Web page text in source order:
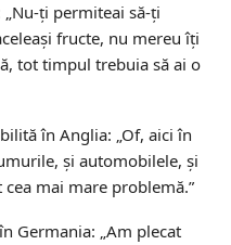
ți permiteai să-ți
fructe, nu mereu îți
tot timpul trebuia să ai o
în Anglia: „Of, aici în
și automobilele, și
mai mare problemă.”
Germania: „Am plecat